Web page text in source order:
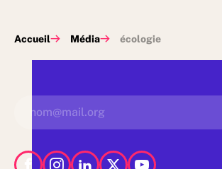
Accueil Média écologie